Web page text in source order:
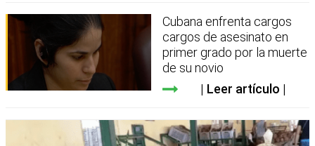
Cubana enfrenta cargos
cargos de asesinato en
primer grado por la muerte
de su novio
Leer artículo